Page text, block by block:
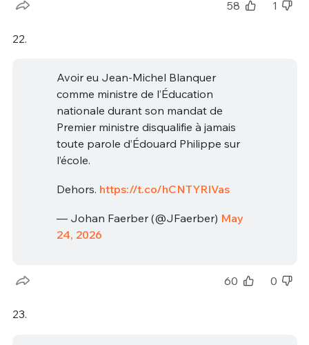
58 1
22.
Avoir eu Jean-Michel Blanquer
comme ministre de l’Éducation
nationale durant son mandat de
Premier ministre disqualifie à jamais
toute parole d’Édouard Philippe sur
l’école.
Dehors. https://t.co/hCNTYRlVas
— Johan Faerber (@JFaerber) May
24, 2026
60 0
23.